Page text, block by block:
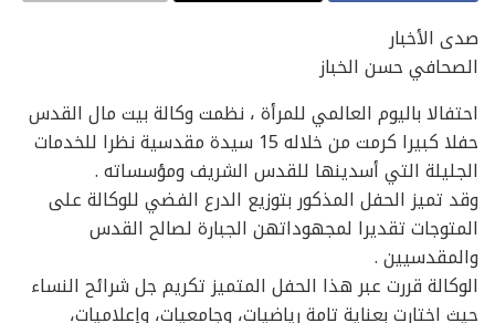
صدى الأخبار
الصحافي حسن الخباز
احتفالا باليوم العالمي للمرأة ، نظمت وكالة بيت مال القدس
حفلا كبيرا كرمت من خلاله 15 سيدة مقدسية نظرا للخدمات
الجليلة التي أسدينها للقدس الشريف ومؤسساته .
وقد تميز الحفل المذكور بتوزيع الدرع الفضي للوكالة على
المتوجات تقديرا لمجهوداتهن الجبارة لصالح القدس
والمقدسيين .
الوكالة قررت عبر هذا الحفل المتميز تكريم جل شرائح النساء
حيث اختارت بعناية تامة رياضيات، وجامعيات، وإعلاميات،